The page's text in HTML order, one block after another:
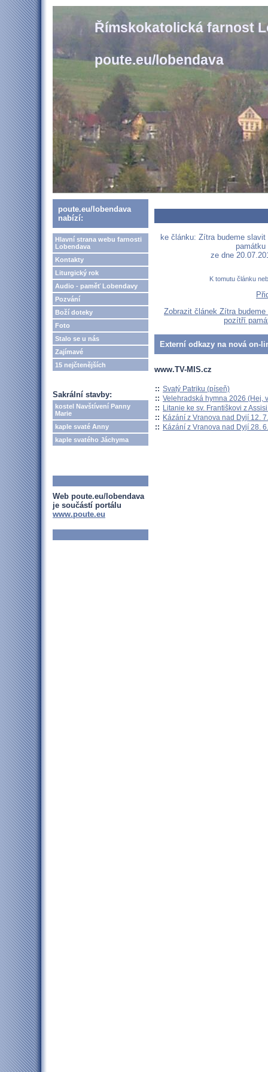
Římskokatolická farnost
poute.eu/lobendava
poute.eu/lobendava
nabízí:
Hlavní strana webu farnosti
Lobendava
Kontakty
Liturgický rok
Audio - paměť Lobendavy
Pozvání
Boží doteky
Foto
Stalo se u nás
Zajímavé
15 nejčtenějších
Sakrální stavby:
kostel Navštívení Panny
Marie
kaple svaté Anny
kaple svatého Jáchyma
Web poute.eu/lobendava
je součástí portálu
www.poute.eu
ke článku: Zítra budeme
památku
ze dne
K tomutu článku
Zobrazit článek Zítra
pozítří
Externí odkazy na nová on-
www.TV-MIS.cz
:: Svatý Patriku (píseň)
:: Velehradská hymna 2026 (Hej,
:: Litanie ke sv. Františkovi z
:: Kázání z Vranova nad Dyjí 12.
:: Kázání z Vranova nad Dyjí 28.